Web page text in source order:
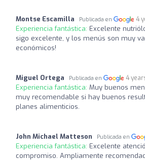
Montse Escamilla Publicada en 4
Experiencia fantástica: Excelente
sigo excelente, y los menús son muy
económicos!
Miguel Ortega Publicada en 4
Experiencia fantástica: Muy buenos
muy recomendable si hay buenos
planes alimenticios.
John Michael Matteson Publicada en
Experiencia fantástica: Excelente
compromiso. Ampliamente